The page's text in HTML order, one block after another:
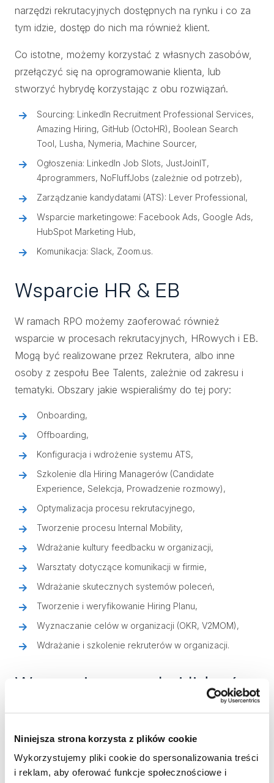
Niniejsza strona korzysta z plików cookie
Wykorzystujemy pliki cookie do spersonalizowania treści
i reklam, aby oferować funkcje społecznościowe i
narzędzi rekrutacyjnych dostępnych na rynku i co za
tym idzie, dostęp do nich ma również klient.
Co istotne, możemy korzystać z własnych zasobów,
przełączyć się na oprogramowanie klienta, lub
stworzyć hybrydę korzystając z obu rozwiązań.
Sourcing: LinkedIn Recruitment Professional Services,
Amazing Hiring, GitHub (OctoHR), Boolean Search
Tool, Lusha, Nymeria, Machine Sourcer,
Ogłoszenia: LinkedIn Job Slots, JustJoinIT,
4programmers, NoFluffJobs (zależnie od potrzeb),
Zarządzanie kandydatami (ATS): Lever Professional,
Wsparcie marketingowe: Facebook Ads, Google Ads,
HubSpot Marketing Hub,
Komunikacja: Slack, Zoom.us.
Wsparcie HR & EB
W ramach RPO możemy zaoferować również
wsparcie w procesach rekrutacyjnych, HRowych i EB.
Mogą być realizowane przez Rekrutera, albo inne
osoby z zespołu Bee Talents, zależnie od zakresu i
tematyki. Obszary jakie wspieraliśmy do tej pory:
Onboarding,
Offboarding,
Konfiguracja i wdrożenie systemu ATS,
Szkolenie dla Hiring Managerów (Candidate
Experience, Selekcja, Prowadzenie rozmowy),
Optymalizacja procesu rekrutacyjnego,
Tworzenie procesu Internal Mobility,
Wdrażanie kultury feedbacku w organizacji,
Warsztaty dotyczące komunikacji w firmie,
Wdrażanie skutecznych systemów poleceń,
Tworzenie i weryfikowanie Hiring Planu,
Wyznaczanie celów w organizacji (OKR, V2MOM),
Wdrażanie i szkolenie rekruterów w organizacji.
Wsparcie zespołu i liderów
Bee Talents
Rekruter RPO jest cały czas członkiem zespołu Bee
Talents. Zależy nam, żeby był blisko naszej kultury,
rozwijał swoje kompetencje, pomagając naszym